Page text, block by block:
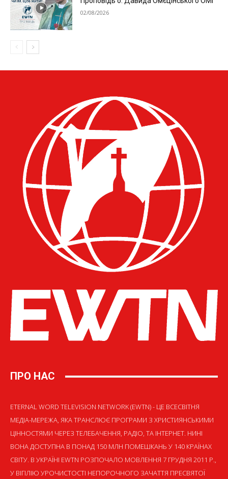
ПРО НАС
ETERNAL WORD TELEVISION NETWORK (EWTN) - ЦЕ ВСЕСВІТНЯ
МЕДІА-МЕРЕЖА, ЯКА ТРАНСЛЮЄ ПРОГРАМИ З ХРИСТИЯНСЬКИМИ
ЦІННОСТЯМИ ЧЕРЕЗ ТЕЛЕБАЧЕННЯ, РАДІО, ТА ІНТЕРНЕТ. НИНІ
ВОНА ДОСТУПНА В ПОНАД 150 МЛН ПОМЕШКАНЬ У 140 КРАЇНАХ
СВІТУ. В УКРАЇНІ EWTN РОЗПОЧАЛО МОВЛЕННЯ 7 ГРУДНЯ 2011 Р.,
У ВІГІЛІЮ УРОЧИСТОСТІ НЕПОРОЧНОГО ЗАЧАТТЯ ПРЕСВЯТОЇ